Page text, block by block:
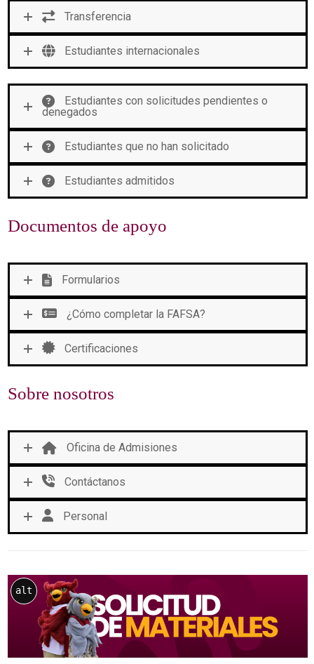
Transferencia
Estudiantes internacionales
Estudiantes con solicitudes pendientes o
denegados
Estudiantes que no han solicitado
Estudiantes admitidos
Documentos de apoyo
Formularios
¿Cómo completar la FAFSA?
Certificaciones
Sobre nosotros
Oficina de Admisiones
Contáctanos
Personal
alt